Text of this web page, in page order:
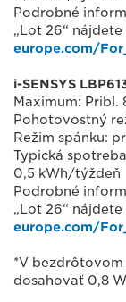
Podrobné
„Lot 26“ nájdete
europe.com/
i-SENSYS
Maximum: Pribl.
Pohotovostný
Režim spánku:
Typická
0,5 kWh/týždeň
Podrobné
„Lot 26“ nájdete
europe.com/
*V bezdrôtovom
dosahovať 0,8